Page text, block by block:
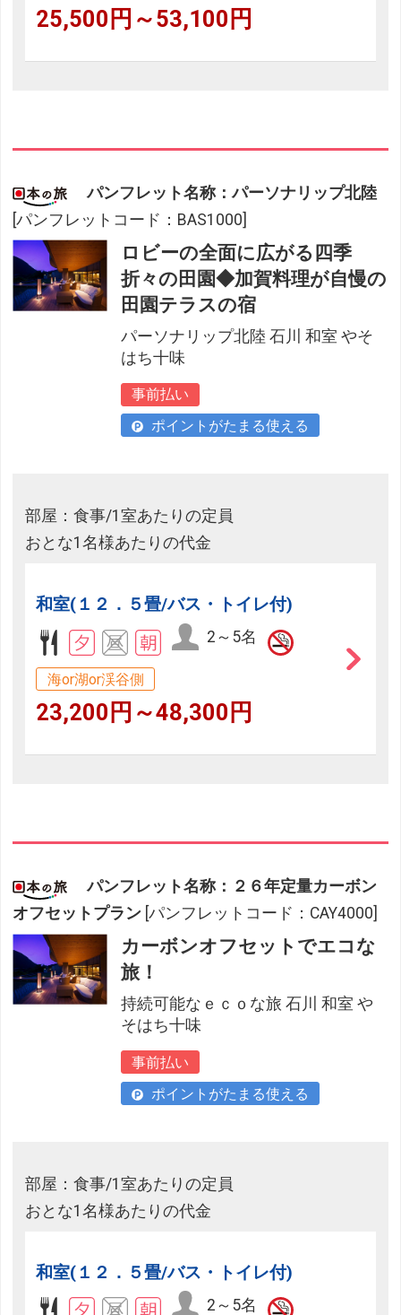
25,500円～53,100円
パンフレット名称：パーソナリップ北陸
[パンフレットコード：BAS1000]
ロビーの全面に広がる四季
折々の田園◆加賀料理が自慢の
田園テラスの宿
パーソナリップ北陸 石川 和室 やそ
はち十味
事前払い
ポイントがたまる使える
部屋：食事/1室あたりの定員
おとな1名様あたりの代金
和室(１２．５畳/バス・トイレ付)
2～5名
海or湖or渓谷側
23,200円～48,300円
パンフレット名称：２６年定量カーボン
オフセットプラン [パンフレットコード：CAY4000]
カーボンオフセットでエコな
旅！
持続可能なｅｃｏな旅 石川 和室 や
そはち十味
事前払い
ポイントがたまる使える
部屋：食事/1室あたりの定員
おとな1名様あたりの代金
和室(１２．５畳/バス・トイレ付)
2～5名